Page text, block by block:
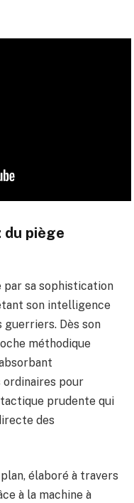
du piège
par sa sophistication
son intelligence
guerriers. Dès son
méthodique
pour
prudente qui
des
élaboré à travers
à la machine à